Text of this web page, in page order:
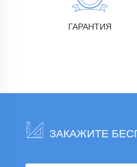
ГАРАНТИЯ
ЗАКАЖИТЕ